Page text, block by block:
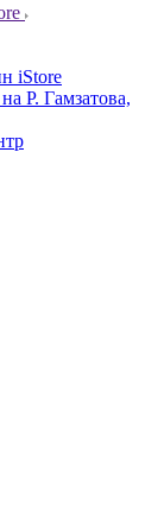
iStore
Р. Гамзатова,